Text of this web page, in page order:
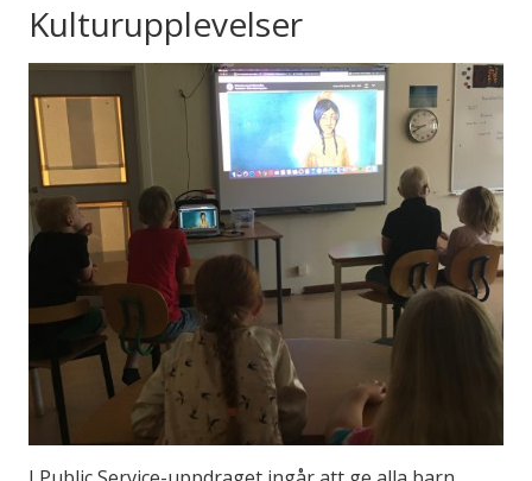
Kulturupplevelser